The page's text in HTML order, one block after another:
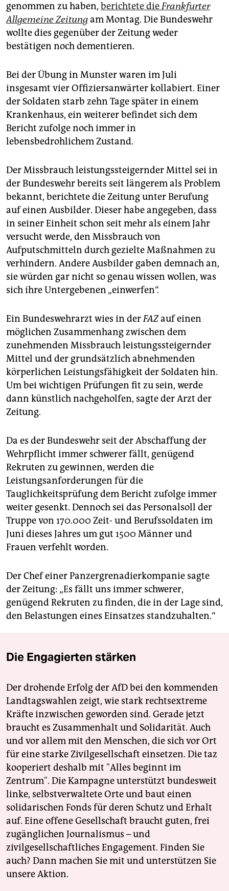
genommen zu haben, berichtete dieFrankfurter
Allgemeine Zeitungam Montag. Die Bundeswehr
wollte dies gegenüber der Zeitung weder
bestätigen noch dementieren.
Bei der Übung in Munster waren im Juli
insgesamt vier Offiziersanwärter kollabiert. Einer
der Soldaten starb zehn Tage später in einem
Krankenhaus, ein weiterer befindet sich dem
Bericht zufolge noch immer in
lebensbedrohlichem Zustand.
Der Missbrauch leistungssteigernder Mittel sei in
der Bundeswehr bereits seit längerem als Problem
bekannt, berichtete die Zeitung unter Berufung
auf einen Ausbilder. Dieser habe angegeben, dass
in seiner Einheit schon seit mehr als einem Jahr
versucht werde, den Missbrauch von
Aufputschmitteln durch gezielte Maßnahmen zu
verhindern. Andere Ausbilder gaben demnach an,
sie würden gar nicht so genau wissen wollen, was
sich ihre Untergebenen „einwerfen“.
Ein Bundeswehrarzt wies in derFAZauf einen
möglichen Zusammenhang zwischen dem
zunehmenden Missbrauch leistungssteigernder
Mittel und der grundsätzlich abnehmenden
körperlichen Leistungsfähigkeit der Soldaten hin.
Um bei wichtigen Prüfungen fit zu sein, werde
dann künstlich nachgeholfen, sagte der Arzt der
Zeitung.
Da es der Bundeswehr seit der Abschaffung der
Wehrpflicht immer schwerer fällt, genügend
Rekruten zu gewinnen, werden die
Leistungsanforderungen für die
Tauglichkeitsprüfung dem Bericht zufolge immer
weiter gesenkt. Dennoch sei das Personalsoll der
Truppe von 170.000 Zeit- und Berufssoldaten im
Juni dieses Jahres um gut 1500 Männer und
Frauen verfehlt worden.
Der Chef einer Panzergrenadierkompanie sagte
der Zeitung: „Es fällt uns immer schwerer,
genügend Rekruten zu finden, die in der Lage sind,
den Belastungen eines Einsatzes standzuhalten.“
Die Engagierten stärken
Der drohende Erfolg der AfD bei den kommenden
Landtagswahlen zeigt, wie stark rechtsextreme
Kräfte inzwischen geworden sind. Gerade jetzt
braucht es Zusammenhalt und Solidarität. Auch
und vor allem mit den Menschen, die sich vor Ort
für eine starke Zivilgesellschaft einsetzen. Die taz
kooperiert deshalb mit "Alles beginnt im
Zentrum". Die Kampagne unterstützt bundesweit
linke, selbstverwaltete Orte und baut einen
solidarischen Fonds für deren Schutz und Erhalt
auf. Eine offene Gesellschaft braucht guten, frei
zugänglichen Journalismus – und
zivilgesellschaftliches Engagement. Finden Sie
auch? Dann machen Sie mit und unterstützen Sie
unsere Aktion.